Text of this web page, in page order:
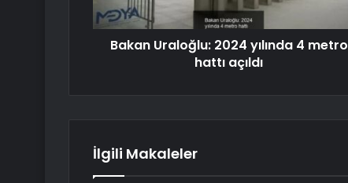
Bakan Uraloğlu: 2024 yılında 4 metro
hattı açıldı
İlgili Makaleler